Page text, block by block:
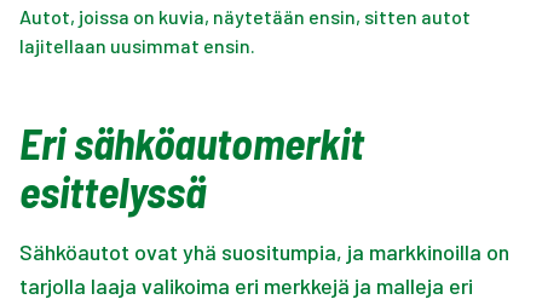
Autot, joissa on kuvia, näytetään ensin, sitten autot
lajitellaan uusimmat ensin.
Eri sähköautomerkit
esittelyssä
Sähköautot ovat yhä suositumpia, ja markkinoilla on
tarjolla laaja valikoima eri merkkejä ja malleja eri